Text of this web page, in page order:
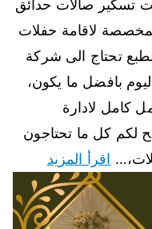
تسكير صالات حدائق
لاقامة حفلات
تحتاج الى شركة
بافضل ما يكون،
كامل لادارة
لكم كل ما تحتاجون
اقرأ المزيد